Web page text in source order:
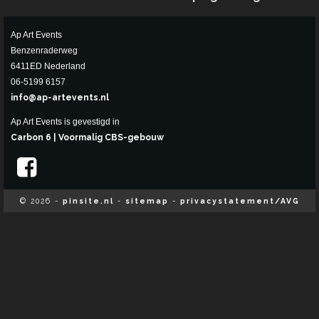
Ap Art Events
Benzenraderweg
6411ED Nederland
06-5199 6157
info@ap-artevents.nl
Ap Art Events is gevestigd in
Carbon 6 | Voormalig CBS-gebouw
© 2026 - pinsite.nl - sitemap - privacystatement/AVG